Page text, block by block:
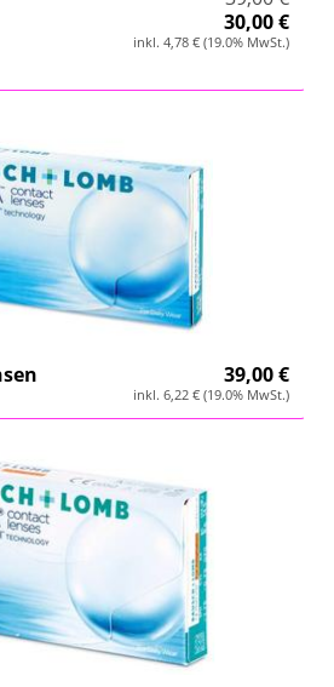
30,00 €
inkl. 4,78 € (19.0% MwSt.)
39,00 €
inkl. 6,22 € (19.0% MwSt.)